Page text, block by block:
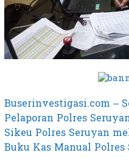
Buserinvestigasi.com –
Pelaporan Polres
Sikeu Polres Seruyan
Buku Kas Manual Polres